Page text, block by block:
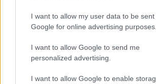
I want to allow my user data to be sent
Google for online advertising purposes.
I want to allow Google to send me
personalized advertising.
I want to allow Google to enable
rajzoltattam képet, szerinte ez egy,
congenitalis cholesteatoma. Rosszul